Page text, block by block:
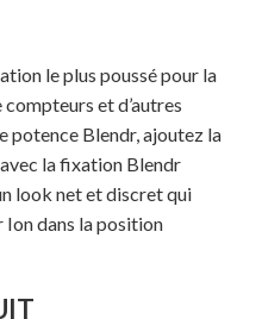
le plus poussé pour la
et d’autres
potence Blendr, ajoutez la
la fixation Blendr
look net et discret qui
dans la position